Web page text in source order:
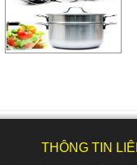
THÔNG TIN